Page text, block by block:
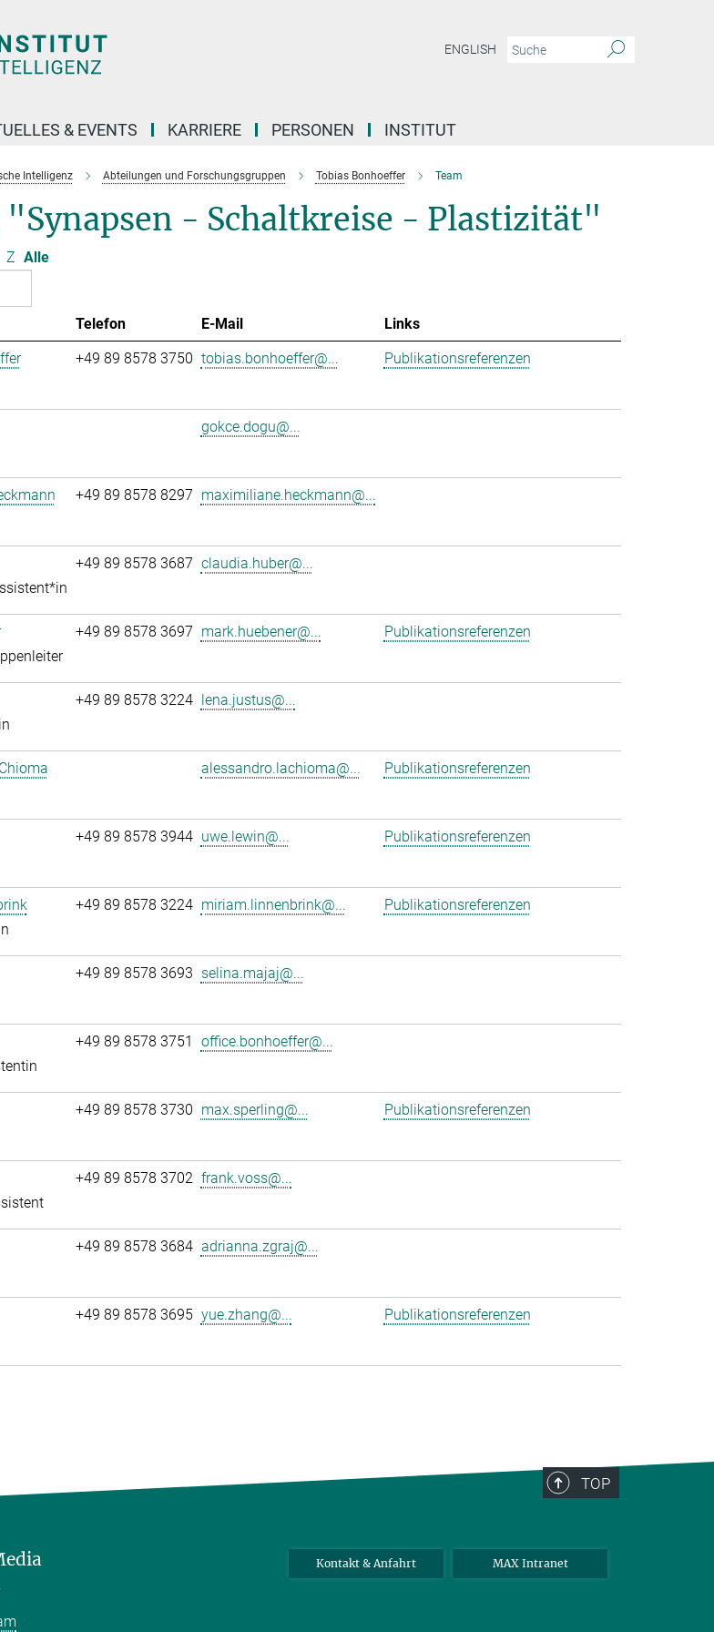
ENGLISH
& EVENTS KARRIERE PERSONEN INSTITUT
Intelligenz Abteilungen und Forschungsgruppen Tobias Bonhoeffer Team
- Schaltkreise - Plastizität"
Z Alle
Telefon E-Mail
Links
+49 89 8578 3750 tobias.bonhoeffer@... Publikationsreferenzen
gokce.dogu@...
+49 89 8578 8297 maximiliane.heckmann@...
+49 89 8578 3687 claudia.huber@...
+49 89 8578 3697 mark.huebener@... Publikationsreferenzen
+49 89 8578 3224 lena.justus@...
alessandro.lachioma@... Publikationsreferenzen
+49 89 8578 3944 uwe.lewin@... Publikationsreferenzen
+49 89 8578 3224 miriam.linnenbrink@... Publikationsreferenzen
+49 89 8578 3693 selina.majaj@...
+49 89 8578 3751 office.bonhoeffer@...
+49 89 8578 3730 max.sperling@... Publikationsreferenzen
+49 89 8578 3702 frank.voss@...
+49 89 8578 3684 adrianna.zgraj@...
+49 89 8578 3695 yue.zhang@... Publikationsreferenzen
TOP
Kontakt & Anfahrt MAX Intranet